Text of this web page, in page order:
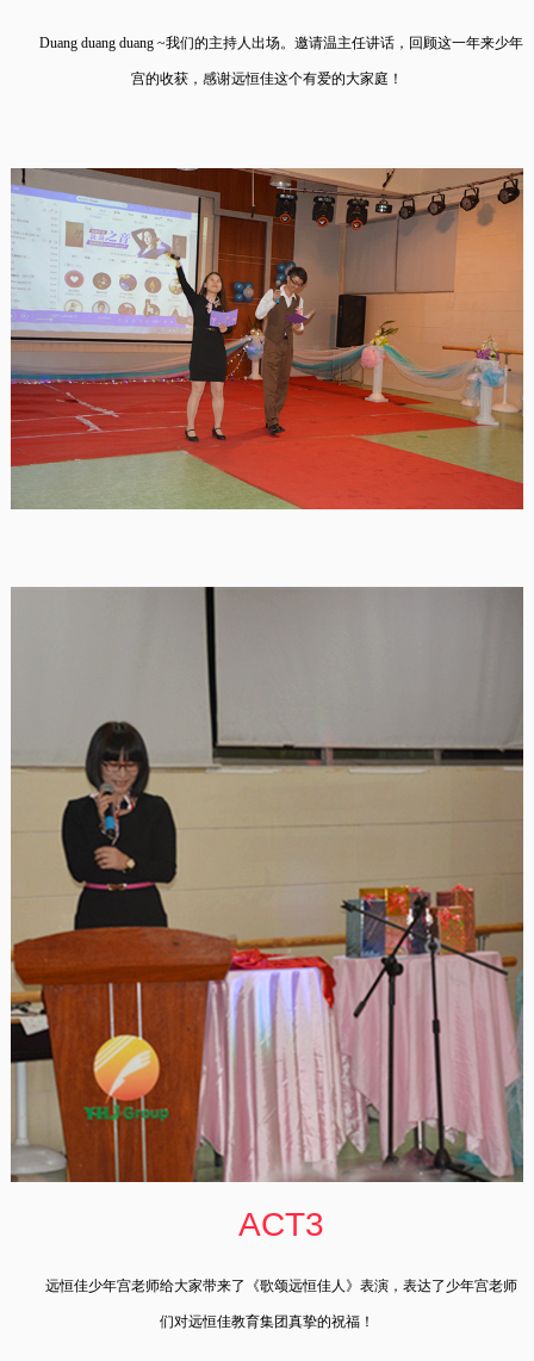
Duang duang duang ~我们的主持人出场。邀请温主任讲话，回顾这一年来少年
宫的收获，感谢远恒佳这个有爱的大家庭！
ACT3
远恒佳少年宫老师给大家带来了《歌颂远恒佳人》表演，表达了少年宫老师
们对远恒佳教育集团真挚的祝福！